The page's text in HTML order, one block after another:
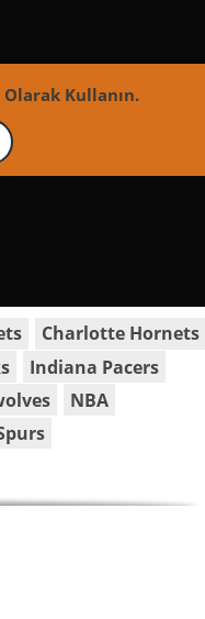
Olarak Kullanın.
Charlotte Hornets
Indiana Pacers
NBA